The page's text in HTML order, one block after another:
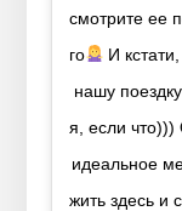
смотрите ее
го
И
нашу поездку
я, если что)))
идеальное
жить здесь и